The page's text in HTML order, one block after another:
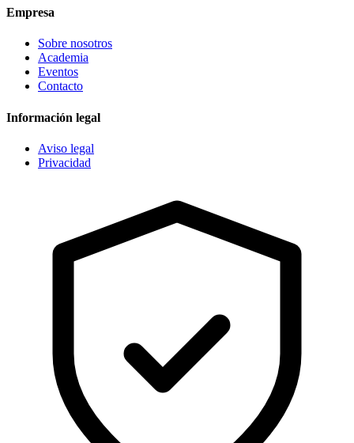
Empresa
Sobre nosotros
Academia
Eventos
Contacto
Información legal
Aviso legal
Privacidad